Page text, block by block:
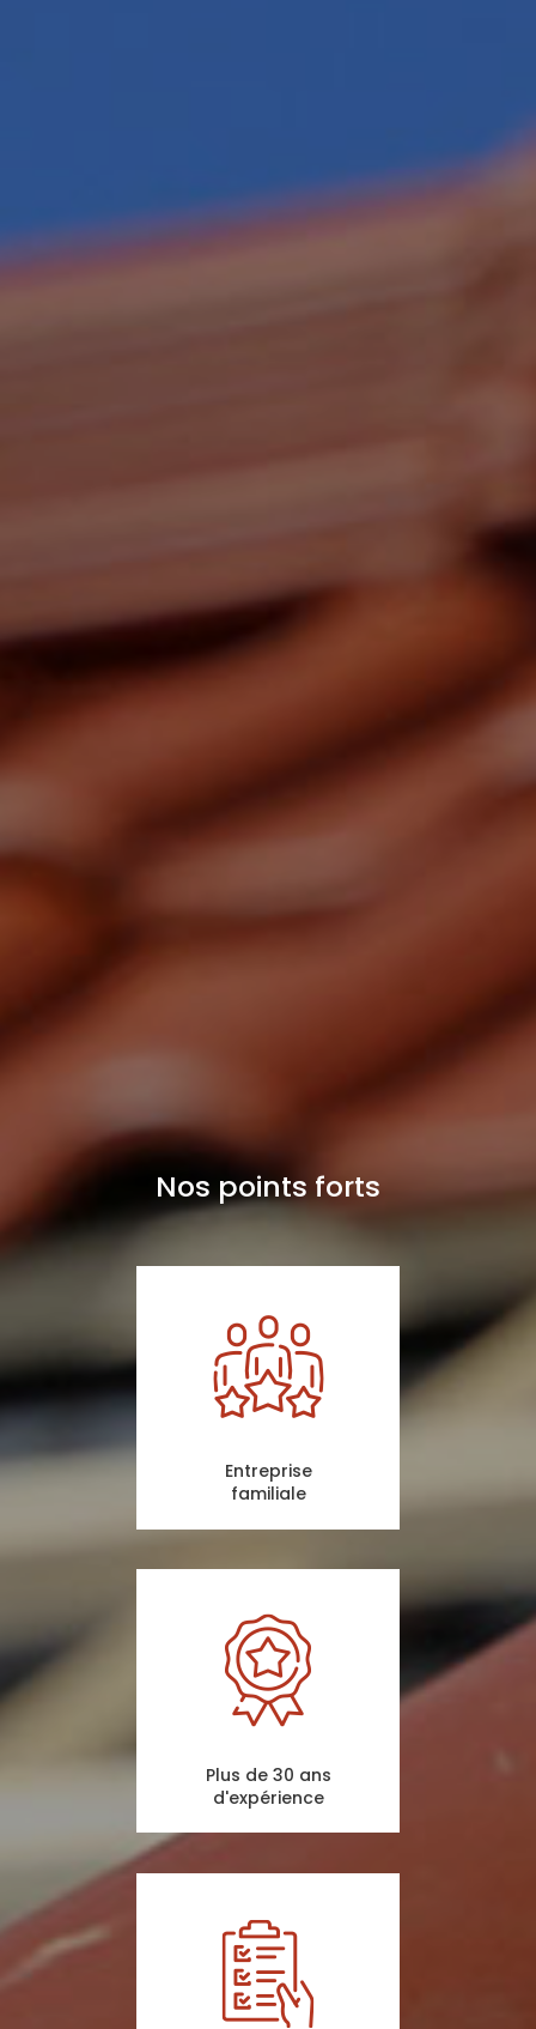
Nos points forts
Entreprise
familiale
Plus de 30 ans
d'expérience